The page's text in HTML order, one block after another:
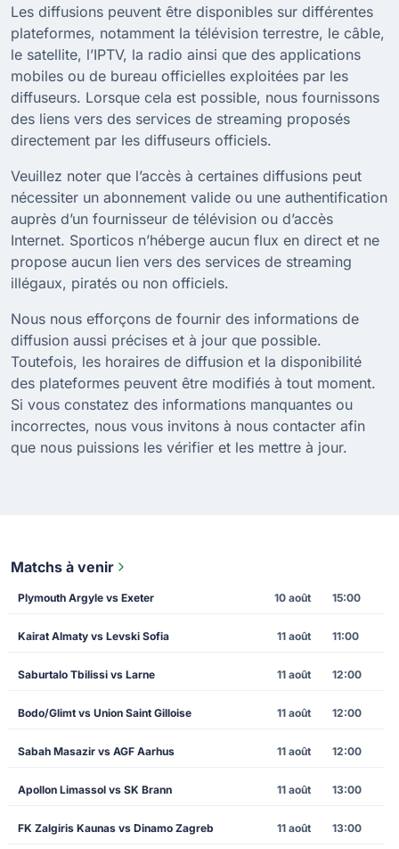
Les diffusions peuvent être disponibles sur différentes
plateformes, notamment la télévision terrestre, le câble,
le satellite, l’IPTV, la radio ainsi que des applications
mobiles ou de bureau officielles exploitées par les
diffuseurs. Lorsque cela est possible, nous fournissons
des liens vers des services de streaming proposés
directement par les diffuseurs officiels.
Veuillez noter que l’accès à certaines diffusions peut
nécessiter un abonnement valide ou une authentification
auprès d’un fournisseur de télévision ou d’accès
Internet. Sporticos n’héberge aucun flux en direct et ne
propose aucun lien vers des services de streaming
illégaux, piratés ou non officiels.
Nous nous efforçons de fournir des informations de
diffusion aussi précises et à jour que possible.
Toutefois, les horaires de diffusion et la disponibilité
des plateformes peuvent être modifiés à tout moment.
Si vous constatez des informations manquantes ou
incorrectes, nous vous invitons à nous contacter afin
que nous puissions les vérifier et les mettre à jour.
Matchs à venir
Plymouth Argyle vs Exeter 10 août 15:00
Kairat Almaty vs Levski Sofia 11 août 11:00
Saburtalo Tbilissi vs Larne 11 août 12:00
Bodo/Glimt vs Union Saint Gilloise 11 août 12:00
Sabah Masazir vs AGF Aarhus 11 août 12:00
Apollon Limassol vs SK Brann 11 août 13:00
FK Zalgiris Kaunas vs Dinamo Zagreb 11 août 13:00